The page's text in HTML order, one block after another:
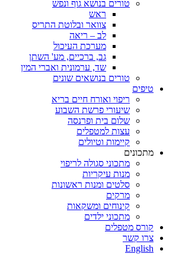
טורים בנושא גוף ונפש
ראש
צוואר ובלוטת התריס
לב – ריאה
מערכת העיכול
גב, ברכיים, מע' השתן
שד, ערמונית ואברי המין
טורים בנושאים שונים
טיפים
ריפוי ואורח חיים בריא
שיעורי פרשת השבוע
שלום בית ופרנסה
עצות למטפלים
קיימות וטיולים
מתכונים
מתכוני סגולה לריפוי
מנות עיקריות
סלטים ומנות ראשונות
מרקים
קינוחים ומשקאות
מתכוני ילדים
קורס מטפלים
צרו קשר
English